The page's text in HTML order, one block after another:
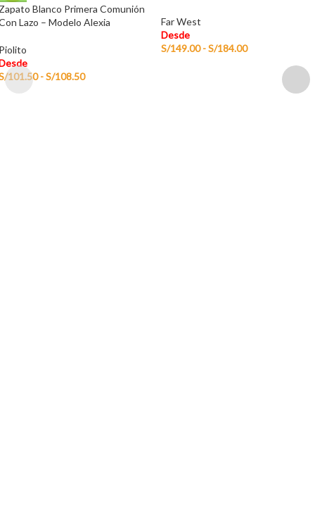
Blanco Primera Comunión
Lazo – Modelo Alexia
101.50 - S/108.50
Far West
Desde
S/149.00 -S/184.00